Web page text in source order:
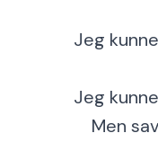
Jeg
Jeg
Men